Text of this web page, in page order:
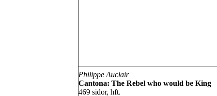
Philippe Auclair
Cantona: The Rebel who would be King
469 sidor, hft.